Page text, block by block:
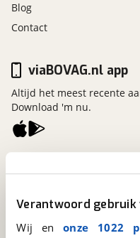
Verantwoord gebruik
Wij en onze 1022
Blog
Contact
Een initiatief van
viaBOVAG.nl app
Altijd het meest recente
Download 'm nu.